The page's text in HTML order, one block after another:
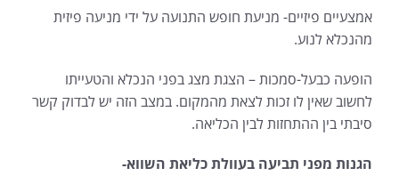
אמצעיים פיזיים- מניעת חופש התנועה על ידי מניעה פיזית
מהנכלא לנוע.
הופעה כבעל-סמכות – הצגת מצג בפני הנכלא והטעייתו
לחשוב שאין לו זכות לצאת מהמקום. במצב הזה יש לבדוק קשר
סיבתי בין ההתחזות לבין הכליאה.
הגנות מפני תביעה בעוולת כליאת השווא-